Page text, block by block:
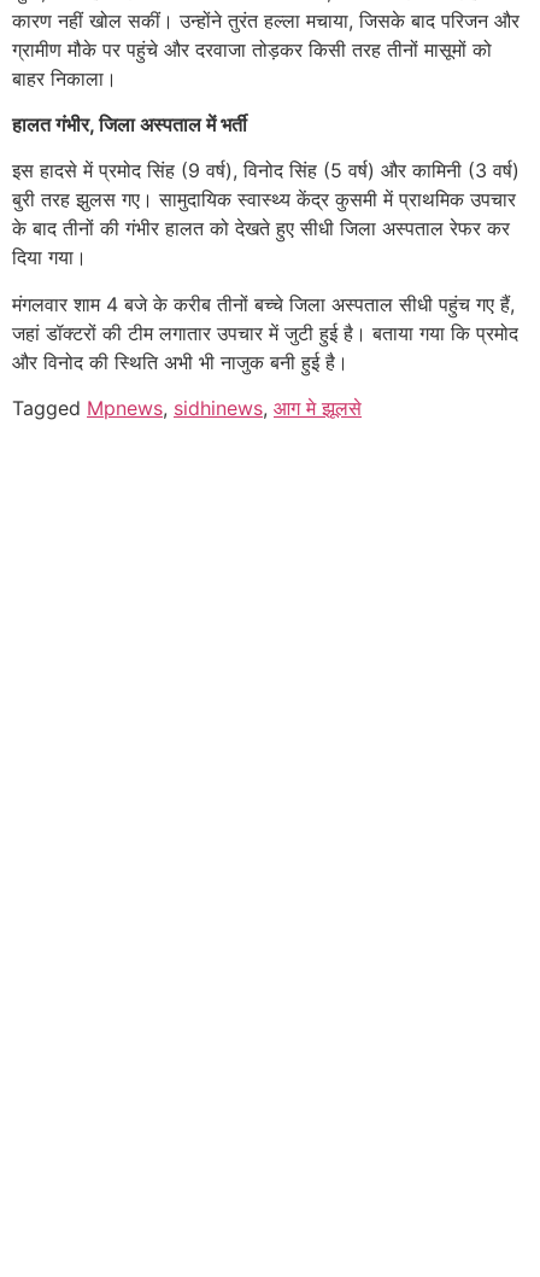
कारण नहीं खोल सकीं। उन्होंने तुरंत हल्ला मचाया, जिसके बाद परिजन और
ग्रामीण मौके पर पहुंचे और दरवाजा तोड़कर किसी तरह तीनों मासूमों को
बाहर निकाला।
हालत गंभीर, जिला अस्पताल में भर्ती
इस हादसे में प्रमोद सिंह (9 वर्ष), विनोद सिंह (5 वर्ष) और कामिनी (3 वर्ष)
बुरी तरह झुलस गए। सामुदायिक स्वास्थ्य केंद्र कुसमी में प्राथमिक उपचार
के बाद तीनों की गंभीर हालत को देखते हुए सीधी जिला अस्पताल रेफर कर
दिया गया।
मंगलवार शाम 4 बजे के करीब तीनों बच्चे जिला अस्पताल सीधी पहुंच गए हैं,
जहां डॉक्टरों की टीम लगातार उपचार में जुटी हुई है। बताया गया कि प्रमोद
और विनोद की स्थिति अभी भी नाजुक बनी हुई है।
Tagged Mpnews, sidhinews, आग मे झूलसे